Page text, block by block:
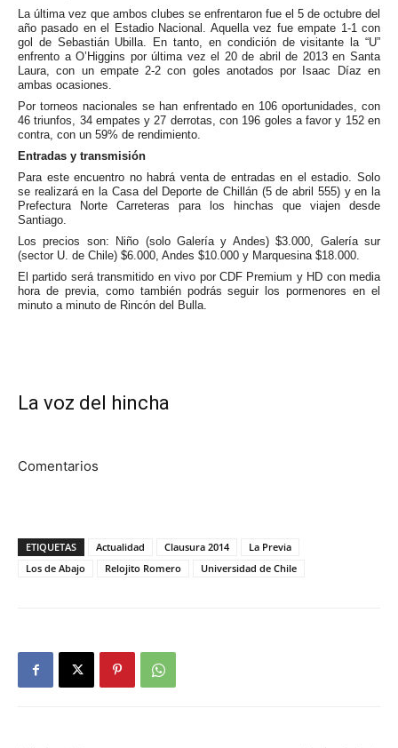
La última vez que ambos clubes se enfrentaron fue el 5 de octubre del
año pasado en el Estadio Nacional. Aquella vez fue empate 1-1 con
gol de Sebastián Ubilla. En tanto, en condición de visitante la “U”
enfrento a O’Higgins por última vez el 20 de abril de 2013 en Santa
Laura, con un empate 2-2 con goles anotados por Isaac Díaz en
ambas ocasiones.
Por torneos nacionales se han enfrentado en 106 oportunidades, con
46 triunfos, 34 empates y 27 derrotas, con 196 goles a favor y 152 en
contra, con un 59% de rendimiento.
Entradas y transmisión
Para este encuentro no habrá venta de entradas en el estadio. Solo
se realizará en la Casa del Deporte de Chillán (5 de abril 555) y en la
Prefectura Norte Carreteras para los hinchas que viajen desde
Santiago.
Los precios son: Niño (solo Galería y Andes) $3.000, Galería sur
(sector U. de Chile) $6.000, Andes $10.000 y Marquesina $18.000.
El partido será transmitido en vivo por CDF Premium y HD con media
hora de previa, como también podrás seguir los pormenores en el
minuto a minuto de Rincón del Bulla.
La voz del hincha
Comentarios
ETIQUETAS Actualidad Clausura 2014
La Previa
Los de Abajo
Relojito Romero Universidad de Chile